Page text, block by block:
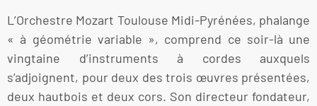
L’Orchestre Mozart Toulouse Midi-Pyrénées, phalange
« à géométrie variable », comprend ce soir-là une
vingtaine d’instruments à cordes auxquels
s’adjoignent, pour deux des trois œuvres présentées,
deux hautbois et deux cors. Son directeur fondateur,